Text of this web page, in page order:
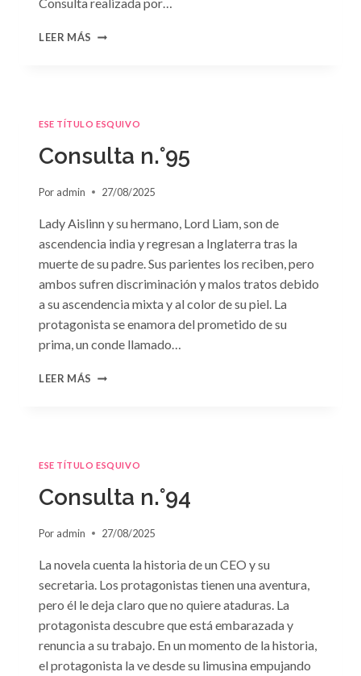
LEER MÁS CONSULTA
ESE TÍTULO ESQUIVO
Consulta n.°95
Por admin 27/08/2025
Lady Aislinn y su hermano, Lord Liam, son de
ascendencia india y regresan a Inglaterra tras la
muerte de su padre. Sus parientes los reciben, pero
ambos sufren discriminación y malos tratos debido
a su ascendencia mixta y al color de su piel. La
protagonista se enamora del prometido de su
prima, un conde llamado…
LEER MÁS CONSULTA
ESE TÍTULO ESQUIVO
Consulta n.°94
Por admin 27/08/2025
La novela cuenta la historia de un CEO y su
secretaria. Los protagonistas tienen una aventura,
pero él le deja claro que no quiere ataduras. La
protagonista descubre que está embarazada y
renuncia a su trabajo. En un momento de la historia,
el protagonista la ve desde su limusina empujando